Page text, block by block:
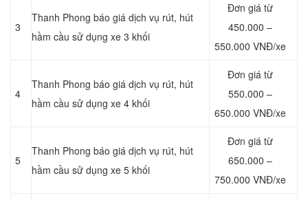
3
Thanh Phong báo giá dịch vụ rút, hút
hầm cầu sử dụng xe 3 khối
Đơn giá từ
450.000 –
550.000 VNĐ/xe
4
Thanh Phong báo giá dịch vụ rút, hút
hầm cầu sử dụng xe 4 khối
Đơn giá từ
550.000 –
650.000 VNĐ/xe
5
Thanh Phong báo giá dịch vụ rút, hút
hầm cầu sử dụng xe 5 khối
Đơn giá từ
650.000 –
750.000 VNĐ/xe